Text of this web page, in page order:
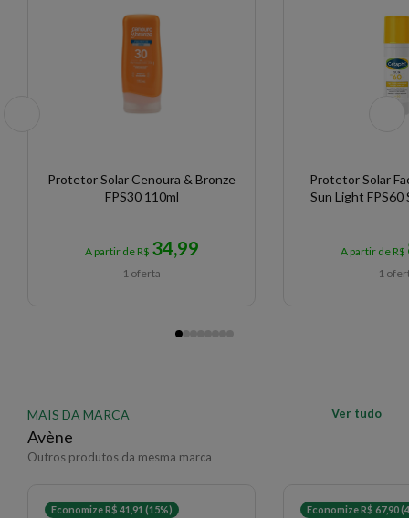
Protetor Solar Cenoura & Bronze
FPS30 110ml
A partir de R$ 34,99
1 oferta
Protetor Solar
Sun Light FPS60
A partir de R$
1
MAIS DA MARCA
Avène
Outros produtos da mesma marca
Ver tudo
Economize R$ 41,91 (15%) Economize R$ 67,90